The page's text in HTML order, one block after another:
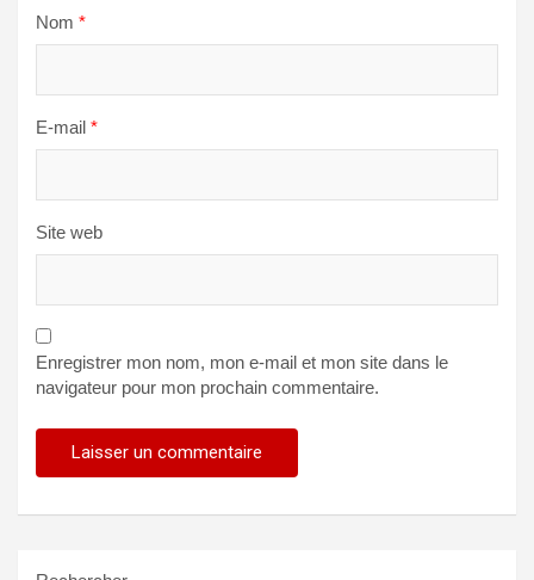
Nom *
E-mail *
Site web
Enregistrer mon nom, mon e-mail et mon site dans le
navigateur pour mon prochain commentaire.